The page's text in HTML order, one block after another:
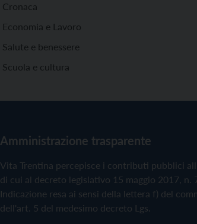
Cronaca
Economia e Lavoro
Salute e benessere
Scuola e cultura
Amministrazione trasparente
Vita Trentina percepisce i contributi pubblici
di cui al decreto legislativo 15 maggio 2017, n.
Indicazione resa ai sensi della lettera f) del
dell'art. 5 del medesimo decreto Lgs.